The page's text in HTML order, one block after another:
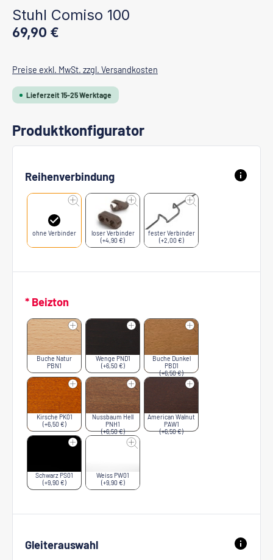
Stuhl Comiso 100
Regulärer Preis:
69,90 €
Preise exkl. MwSt. zzgl. Versandkosten
Lieferzeit 15-25 Werktage
Produktkonfigurator
Reihenverbindung
ohne Verbinder
loser Verbinder
(+4,90 €)
fester Verbinder
(+2,00 €)
* Beizton
Buche Natur
PBN1
Wenge PND1
(+6,50 €)
Buche Dunkel
PBD1
(+6,50 €)
Kirsche PK01
(+6,50 €)
Nussbaum Hell
PNH1
(+6,50 €)
American Walnut
PAW1
(+6,50 €)
Schwarz PS01
(+9,90 €)
Weiss PW01
(+9,90 €)
Gleiterauswahl